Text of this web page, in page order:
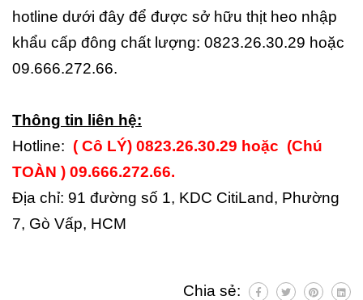
hotline dưới đây để được sở hữu thịt heo nhập
khẩu cấp đông chất lượng: 0823.26.30.29 hoặc
09.666.272.66.
Thông tin liên hệ:
Hotline: ( Cô LÝ) 0823.26.30.29 hoặc (Chú
TOÀN ) 09.666.272.66.
Địa chỉ: 91 đường số 1, KDC CitiLand, Phường
7, Gò Vấp, HCM
Chia sẻ: